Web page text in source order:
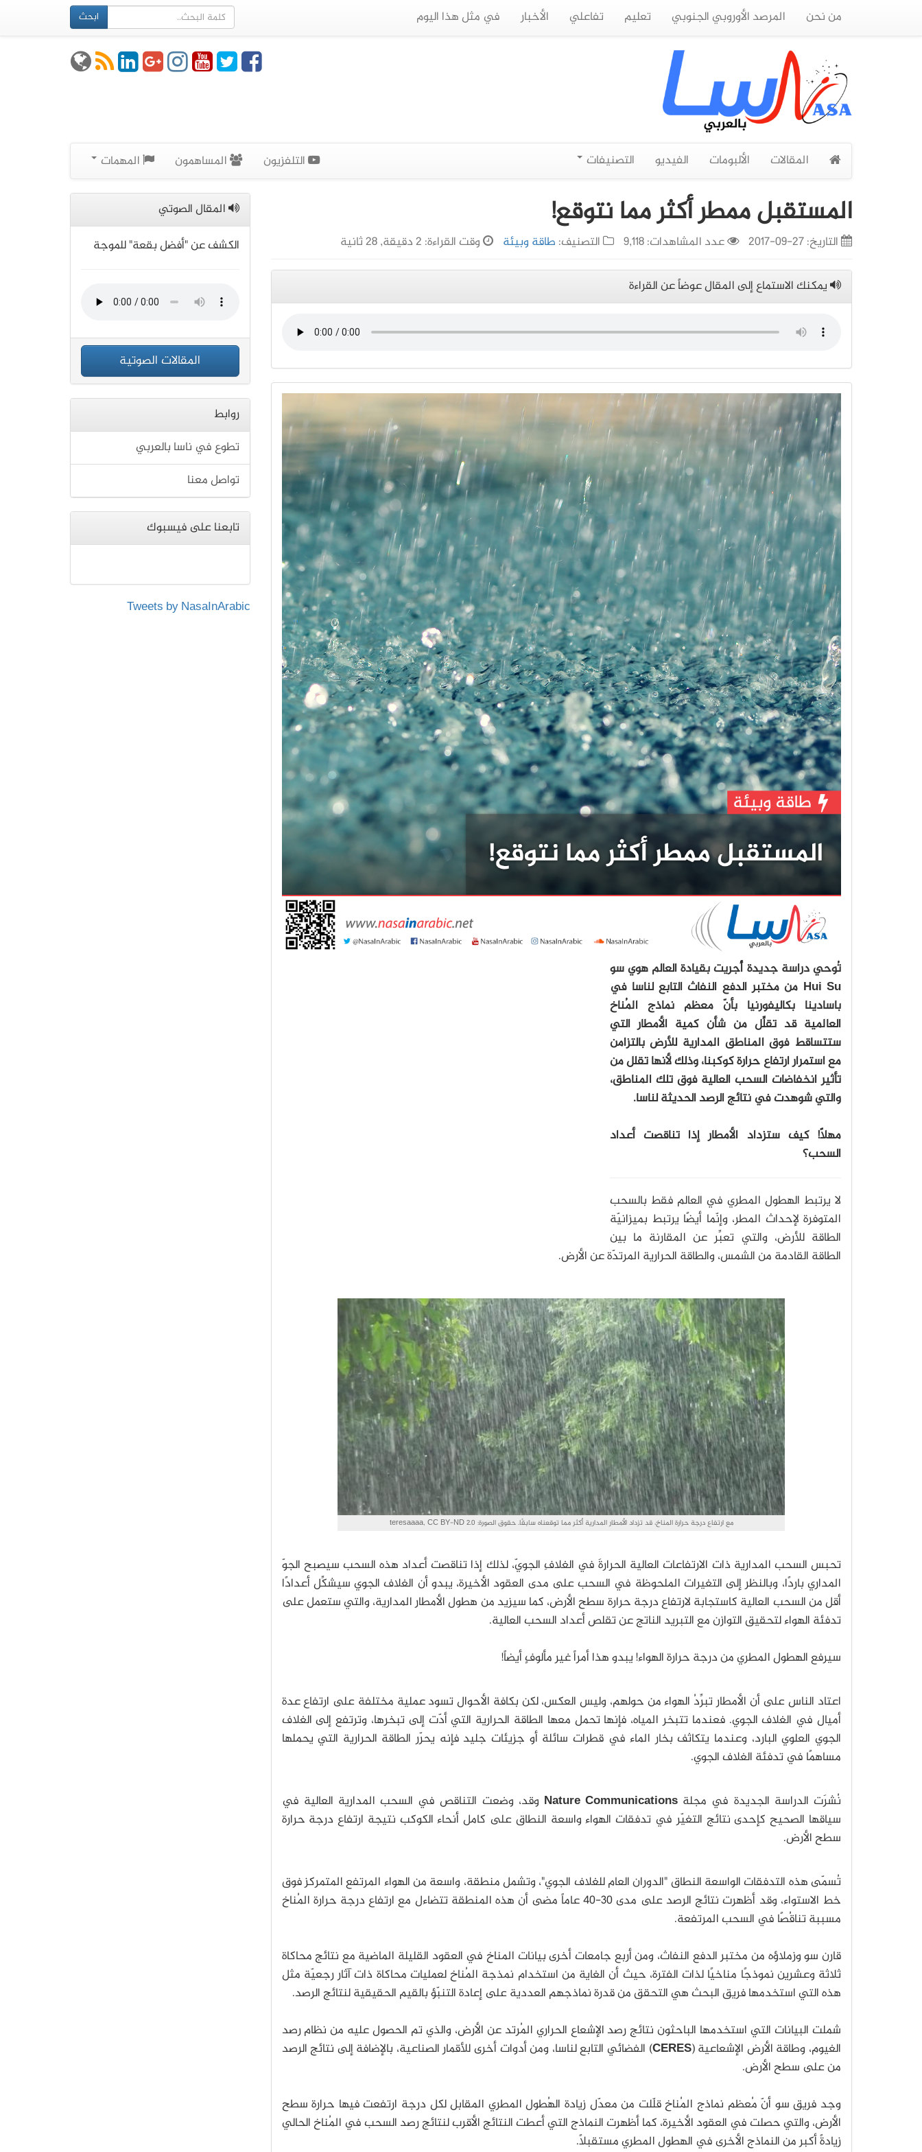
من نحن المرصد الأوروبي الجنوبي تعليم تفاعلي الأخبار في مثل هذا اليوم ابحث
المقالات الألبومات الفيديو التصنيفات التلفزيون المساهمون المهمات
المستقبل ممطر أكثر مما نتوقع!
التاريخ:27-09-2017 عدد المشاهدات: 9,118 التصنيف: طاقة وبيئة وقت القراءة: 2 دقيقة, 28 ثانية
يمكنك الاستماع إلى المقال عوضاً عن القراءة
تُوحي دراسة جديدة أُجريت بقيادة العالم هوي سو
Hui Su من مختبر الدفع النفاث التابع لناسا في
باسادينا بكاليفورنيا بأنّ معظم نماذج المُناخ
العالمية قد تقلِّل من شأن كمية الأمطار التي
ستتساقط فوق المناطق المدارية للأرض بالتزامن
مع استمرار ارتفاع حرارة كوكبنا، وذلك لأنها تقلل من
تأثير انخفاضات السحب العالية فوق تلك المناطق،
والتي شوهدت في نتائج الرصد الحديثة لناسا.
مهلًا! كيف ستزداد الأمطار إذا تناقصت أعداد
السحب؟
لا يرتبط الهطول المطري في العالم فقط بالسحب
المتوفرة لإحداث المطر، وإنّما أيضًا يرتبط بميزانيّة
الطاقة للأرض، والتي تعبِّر عن المقارنة ما بين
الطاقة القادمة من الشمس، والطاقة الحرارية المرتدّة عن الأرض.
مع ارتفاع درجة حرارة المناخ، قد تزداد الأمطار المدارية أكثر مما توقعناه سابقًا. حقوق الصورة: teresaaaa, CC BY-ND 2.0
تحبس السحب المدارية ذات الارتفاعات العالية الحرارةَ في الغلافِ الجويّ، لذلك إذا تناقصت أعداد هذه السحب سيصبح الجوّ
المداري باردًا، وبالنظر إلى التغيرات الملحوظة في السحب على مدى العقود الأخيرة، يبدو أن الغلاف الجوي سيشكِّل أعدادًا
أقل من السحب العالية كاستجابة لارتفاع درجة حرارة سطح الأرض، كما سيزيد من هطول الأمطار المدارية، والتي ستعمل على
تدفئة الهواء لتحقيق التوازن مع التبريد الناتج عن تقلص أعداد السحب العالية.
سيرفع الهطول المطري من درجة حرارة الهواء! يبدو هذا أمراً غير مألوفٍ أيضاً!
اعتاد الناس على أن الأمطار تبرِّدُ الهواء من حولهم، وليس العكس، لكن بكافة الأحوال تسود عملية مختلفة على ارتفاع عدة
أميال في الغلاف الجوي. فعندما تتبخر المياه، فإنها تحمل معها الطاقة الحرارية التي أدّت إلى تبخرها، وترتفع إلى الغلاف
الجوي العلوي البارد، وعندما يتكاثف بخار الماء في قطرات سائلة أو جزيئات جليد فإنه يحرّر الطاقة الحرارية التي يحملها
مساهمًا في تدفئة الغلاف الجوي.
نُشرَت الدراسة الجديدة في مجلة Nature Communications وقد، وضعت التناقص في السحب المدارية العالية في
سياقها الصحيح كإحدى نتائج التغيّر في تدفقات الهواء واسعة النطاق على كامل أنحاء الكوكب نتيجة ارتفاع درجة حرارة
سطح الأرض.
تُسمّى هذه التدفقات الواسعة النطاق "الدوران العام للغلاف الجوي"، وتشمل منطقة، واسعة من الهواء المرتفع المتمركز فوق
خط الاستواء، وقد أظهرت نتائج الرصد على مدى 30-40 عاماً مضى أن هذه المنطقة تتضاءل مع ارتفاع درجة حرارة المُناخ
مسببة تناقُصًا في السحب المرتفعة.
قارن سو وزملاؤه من مختبر الدفع النفاث، ومن أربع جامعات أخرى بيانات المناخ في العقود القليلة الماضية مع نتائج محاكاة
ثلاثة وعشرين نموذجًا مناخيًا لذات الفترة، حيث أن الغاية من استخدام نمذجة المُناخ لعمليات محاكاة ذات آثار رجعيّة مثل
هذه التي استخدمها فريق البحث هي التحقق من قدرة نماذجهم العددية على إعادة التنبّؤ بالقيم الحقيقية لنتائج الرصد.
شملت البيانات التي استخدمها الباحثون نتائج رصد الإشعاع الحراري المُرتد عن الأرض، والذي تم الحصول عليه من نظام رصد
الغيوم، وطاقة الأرض الإشعاعية (CERES) الفضائي التابع لناسا، ومن أدوات أخرى للأقمار الصناعية، بالإضافة إلى نتائج الرصد
من على سطح الأرض.
وجد فريق سو أنّ مُعظم نماذج المُناخ قلّلت من معدّل زيادة الهُطول المطري المقابل لكل درجة ارتفعت فيها حرارة سطح
الأرض، والتي حصلت في العقود الأخيرة، كما أظهرت النماذج التي أعطت النتائج الأقرب لنتائج رصد السحب في المُناخ الحالي
زيادةً أكبر من النماذج الأخرى في الهطول المطري مستقبلاً.
المقال الصوتي
الكشف عن "أفضل بقعة" للموجة
المقالات الصوتية
روابط
تطوع في ناسا بالعربي
تواصل معنا
تابعنا على فيسبوك
Tweets by NasaInArabic